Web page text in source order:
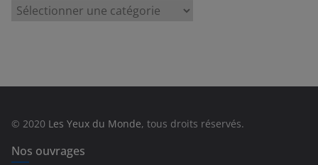
e
© 2020 Les Yeux du Monde, tous droits réservés.
Nos ouvrages